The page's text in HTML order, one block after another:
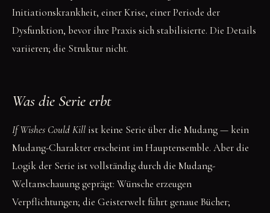
Initiationskrankheit, einer Krise, einer Periode der
Dysfunktion, bevor ihre Praxis sich stabilisierte. Die Details
variieren; die Struktur nicht.
Was die Serie erbt
If Wishes Could Kill ist keine Serie über die Mudang — kein
Mudang-Charakter erscheint im Hauptensemble. Aber die
Logik der Serie ist vollständig durch die Mudang-
Weltanschauung geprägt: Wünsche erzeugen
Verpflichtungen; die Geisterwelt führt genaue Bücher;